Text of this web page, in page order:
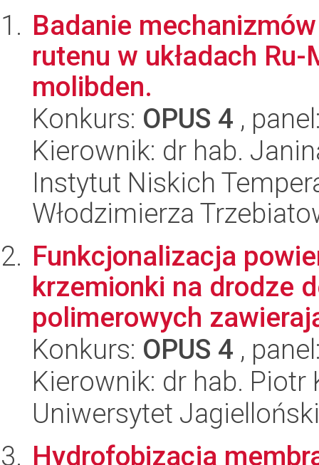
Badanie
rutenu w układach
molibden.
Konkurs: OPUS 4 ,
Kierownik: dr hab.
Instytut Niskich
Włodzimierza
Funkcjonalizacja
krzemionki na drodze
polimerowych
Konkurs: OPUS 4 ,
Kierownik: dr hab. Piotr
Uniwersytet
Hydrofobizacja